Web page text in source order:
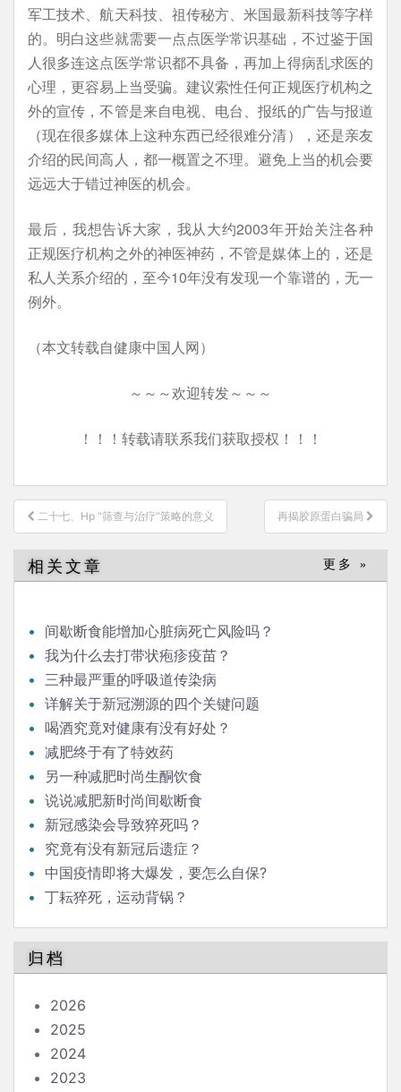
军工技术、航天科技、祖传秘方、米国最新科技等字样
的。明白这些就需要一点点医学常识基础，不过鉴于国
人很多连这点医学常识都不具备，再加上得病乱求医的
心理，更容易上当受骗。建议索性任何正规医疗机构之
外的宣传，不管是来自电视、电台、报纸的广告与报道
（现在很多媒体上这种东西已经很难分清），还是亲友
介绍的民间高人，都一概置之不理。避免上当的机会要
远远大于错过神医的机会。
最后，我想告诉大家，我从大约2003年开始关注各种
正规医疗机构之外的神医神药，不管是媒体上的，还是
私人关系介绍的，至今10年没有发现一个靠谱的，无一
例外。
（本文转载自健康中国人网）
～～～欢迎转发～～～
！！！转载请联系我们获取授权！！！
文
章
导
航
二十七、Hp “筛查与治疗”策略的意义 再揭胶原蛋白骗局
相关文章 更多 »
间歇断食能增加心脏病死亡风险吗？
我为什么去打带状疱疹疫苗？
三种最严重的呼吸道传染病
详解关于新冠溯源的四个关键问题
喝酒究竟对健康有没有好处？
减肥终于有了特效药
另一种减肥时尚生酮饮食
说说减肥新时尚间歇断食
新冠感染会导致猝死吗？
究竟有没有新冠后遗症？
中国疫情即将大爆发，要怎么自保?
丁耘猝死，运动背锅？
归档
2026
2025
2024
2023